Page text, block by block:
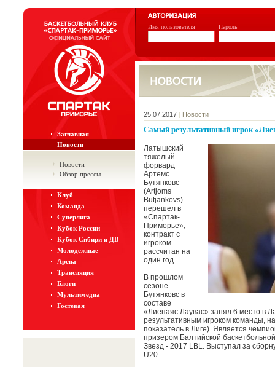
Имя пользователя Пароль
Заглавная
Новости
Новости
Обзор прессы
Клуб
Команда
Суперлига
Кубок России
Кубок Сибири и ДВ
Молодежные
Арена
Трансляция
Блоги
Мультимедиа
Гостевая
25.07.2017 | Новости
Самый результативный игрок
Латышский
тяжелый
форвард
Артемc
Бутянковc
(Artjoms
Butjankovs)
перешел в
«Спартак-
Приморье»,
контракт с
игроком
рассчитан на
один год.
В прошлом
сезоне
Бутянковc в
составе
«Лиепаяс Лаувас» занял 6 место в
результативным игроком команды,
показатель в Лиге). Является
призером Балтийской
Звезд - 2017 LBL. Выступал за
U20.